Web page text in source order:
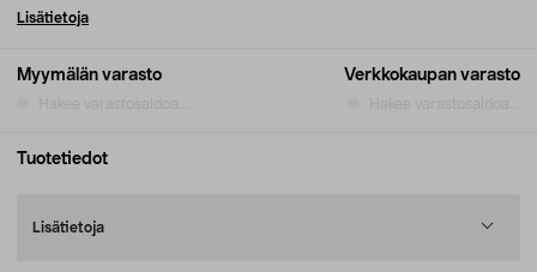
Myymälän varasto Verkkokaupan varasto
Lisätietoja
Tuotetiedot
Lisätietoja